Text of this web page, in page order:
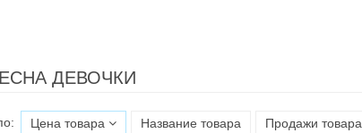
ДЕВОЧКИ
Цена товара Название товара Продажи товара